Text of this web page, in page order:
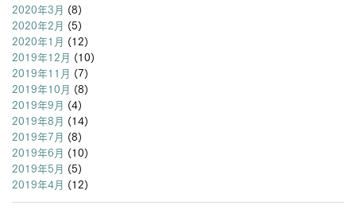
2020年3月 (8)
2020年2月 (5)
2020年1月 (12)
2019年12月 (10)
2019年11月 (7)
2019年10月 (8)
2019年9月 (4)
2019年8月 (14)
2019年7月 (8)
2019年6月 (10)
2019年5月 (5)
2019年4月 (12)